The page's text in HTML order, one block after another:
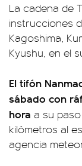
La cadena de
instrucciones
Kagoshima,
Kyushu, en el
El tifón
sábado con
hora a su
kilómetros al
agencia